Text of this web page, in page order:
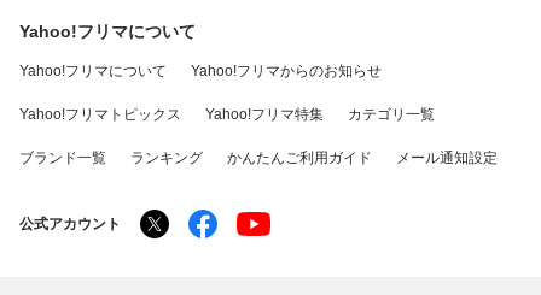
Yahoo!フリマについて
Yahoo!フリマについて Yahoo!フリマからのお知らせ
Yahoo!フリマトピックス Yahoo!フリマ特集 カテゴリ一覧
ブランド一覧 ランキング かんたんご利用ガイド メール通知設定
公式アカウント